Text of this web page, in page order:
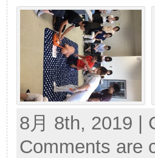
8月 8th, 2019 |
Comments are